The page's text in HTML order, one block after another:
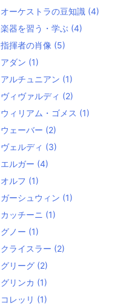
オーケストラの豆知識 (4)
楽器を習う・学ぶ (4)
指揮者の肖像 (5)
アダン (1)
アルチュニアン (1)
ヴィヴァルディ (2)
ウィリアム・ゴメス (1)
ウェーバー (2)
ヴェルディ (3)
エルガー (4)
オルフ (1)
ガーシュウィン (1)
カッチーニ (1)
グノー (1)
クライスラー (2)
グリーグ (2)
グリンカ (1)
コレッリ (1)